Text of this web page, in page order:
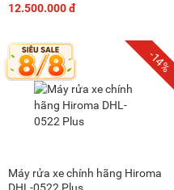
12.500.000 đ
-14%
Máy rửa xe chính hãng Hiroma
DHL-0522 Plus